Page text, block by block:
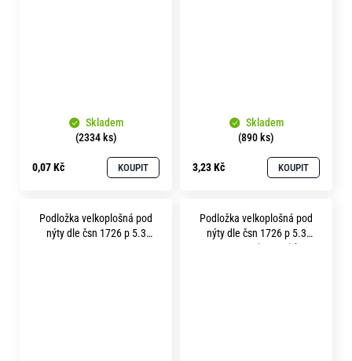
Skladem
(2334 ks)
0,07 Kč KOUPIT
Skladem
(890 ks)
3,23 Kč KOUPIT
Podložka velkoplošná pod
nýty dle čsn 1726 p 5.3
Podložka velkoplošná pod
nýty dle čsn 1726 p 5.3
pevnost 3.6 (100HV) bez